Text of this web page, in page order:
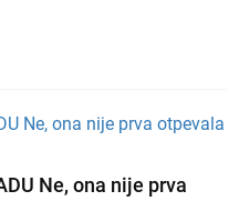
Ne, ona nije prva